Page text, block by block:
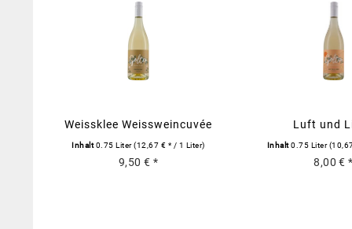
Weissklee Weissweincuvée
trocken
Inhalt0.75 Liter(12,67 € * / 1 Liter)
9,50 € *
Luft und
Inhalt0.75 Liter
8,00 € *